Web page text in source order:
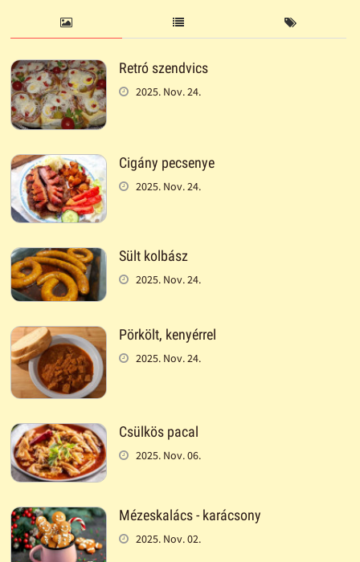
Retró szendvics
2025. Nov. 24.
Cigány pecsenye
2025. Nov. 24.
Sült kolbász
2025. Nov. 24.
Pörkölt, kenyérrel
2025. Nov. 24.
Csülkös pacal
2025. Nov. 06.
Mézeskalács - karácsony
2025. Nov. 02.